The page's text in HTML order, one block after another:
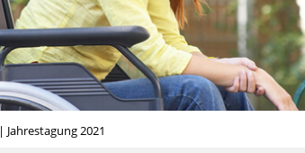
| Jahrestagung 2021